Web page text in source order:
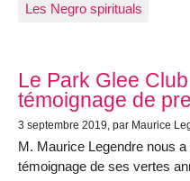
Les Negro spirituals
Articles les plus
Le Park Glee
témoignage de
3 septembre 2019 , par Maurice
M. Maurice Legendre nous
témoignage de ses vertes